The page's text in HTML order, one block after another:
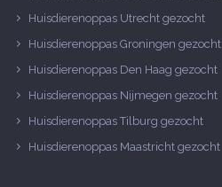
Huisdierenoppas Utrecht gezocht
Huisdierenoppas Groningen gezocht
Huisdierenoppas Den Haag gezocht
Huisdierenoppas Nijmegen gezocht
Huisdierenoppas Tilburg gezocht
Huisdierenoppas Maastricht gezocht